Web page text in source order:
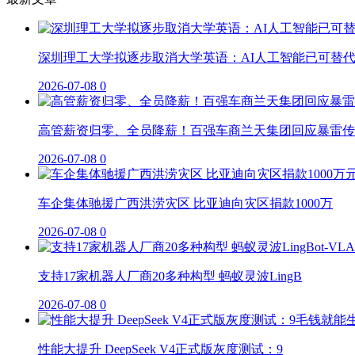
深圳理工大学拟逐步取消大学英语：AI人工智能已可替代
2026-07-08 0
高管薪资归零、全员降薪！百强车商兰天集团回应暴雷
2026-07-08 0
车企集体驰援广西洪涝灾区 比亚迪向灾区捐款1000万
2026-07-08 0
支持17家机器人厂商20多种构型 蚂蚁灵波LingB
2026-07-08 0
性能大提升 DeepSeek V4正式版灰度测试：9